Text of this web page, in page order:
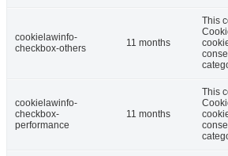
cookielawinfo-
checkbox-others
11 months
This
cookielawinfo-
checkbox-
performance
11 months
This